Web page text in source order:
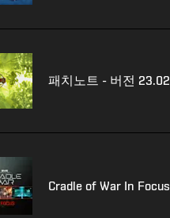
패치노트 - 버전 23.02
Cradle of War In Focus